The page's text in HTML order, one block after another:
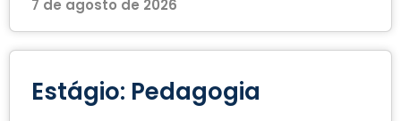
7 de agosto de 2026
Estágio: Pedagogia